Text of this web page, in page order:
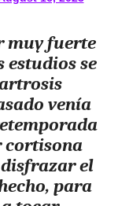
muy fuerte
estudios se
venía
cortisona
el
para